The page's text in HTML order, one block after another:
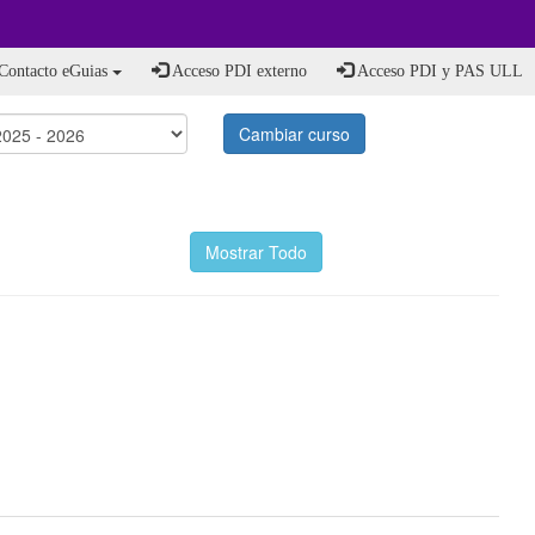
eGuias Acceso PDI externo Acceso PDI y PAS ULL
Cambiar curso
Mostrar Todo